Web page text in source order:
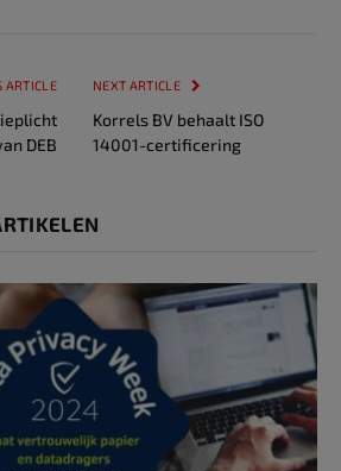
ARTICLE
DEB
NEXT ARTICLE
Korrels BV behaalt ISO
14001-certificering